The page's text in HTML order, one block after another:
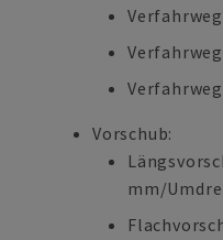
Vorschub:
mm/